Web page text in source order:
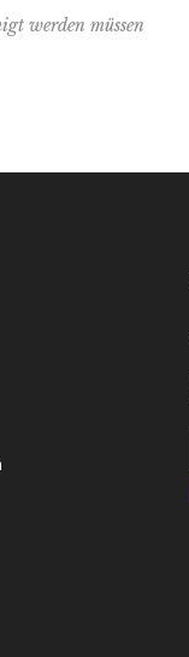
werden müssen